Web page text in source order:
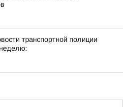
транспортной полиции